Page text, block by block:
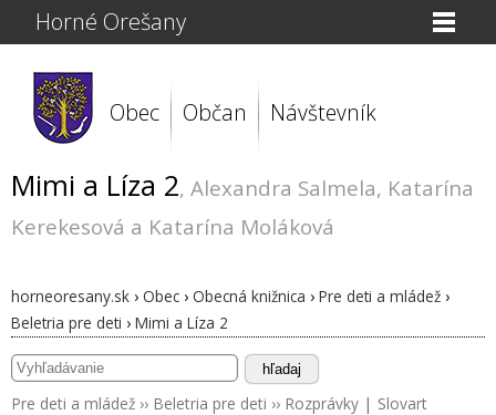
Horné Orešany
Obec Občan Návštevník
Mimi a Líza 2, Alexandra Salmela, Katarína
Kerekesová a Katarína Moláková
horneoresany.sk › Obec › Obecná knižnica › Pre deti a mládež ›
Beletria pre deti › Mimi a Líza 2
hľadaj
Pre deti a mládež ›› Beletria pre deti ›› Rozprávky | Slovart